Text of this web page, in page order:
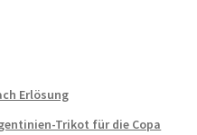
Erlösung
Trikot für die Copa